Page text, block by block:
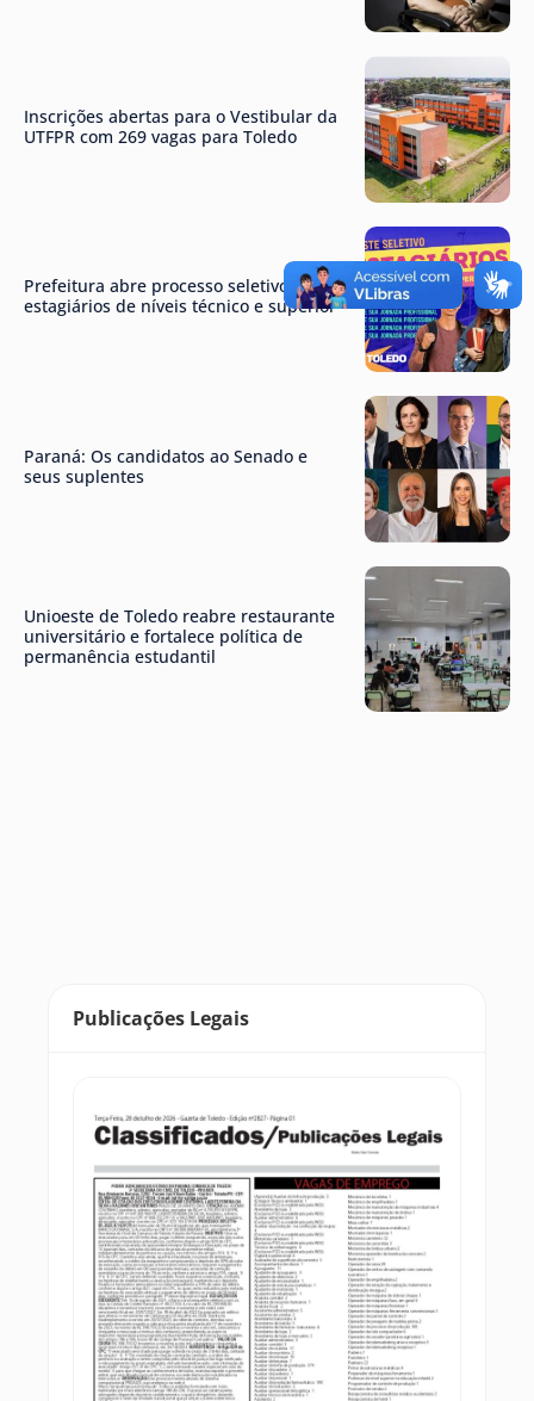
Inscrições abertas para o Vestibular da
UTFPR com 269 vagas para Toledo
Prefeitura abre processo seletivo para
estagiários de níveis técnico e superior
Paraná: Os candidatos ao Senado e
seus suplentes
Unioeste de Toledo reabre restaurante
universitário e fortalece política de
permanência estudantil
Publicações Legais